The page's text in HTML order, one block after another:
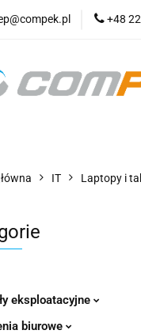
+48
IT Laptopy i
eksploatacyjne
biurowe